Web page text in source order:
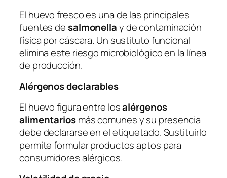
El huevo fresco es una de las principales
fuentes desalmonellay de contaminación
física por cáscara. Un sustituto funcional
elimina este riesgo microbiológico en la línea
de producción.
Alérgenos declarables
El huevo figura entre losalérgenos
alimentariosmás comunes y su presencia
debe declararse en el etiquetado. Sustituirlo
permite formular productos aptos para
consumidores alérgicos.